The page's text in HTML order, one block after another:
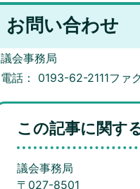
お問い合わせ
議会事務局
電話： 0193-62-2111ファ
この記事に関す
議会事務局
〒027-8501